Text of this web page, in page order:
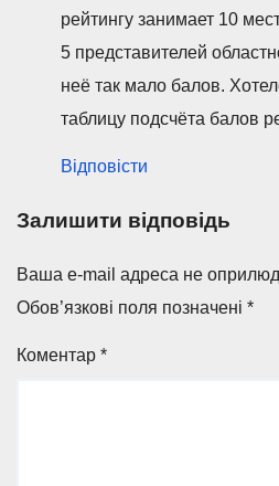
рейтингу занимает 10
5 представителей
неё так мало балов.
таблицу подсчёта балов
Відповісти
Залишити відповідь
Ваша e-mail адреса не
Обов’язкові поля позначені *
Коментар *